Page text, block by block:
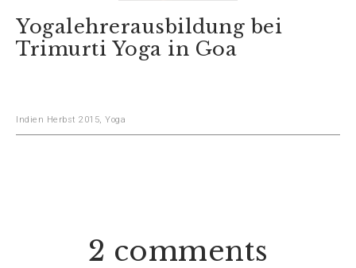
Yogalehrerausbildung bei
Trimurti Yoga in Goa
Indien Herbst 2015, Yoga
2 comments